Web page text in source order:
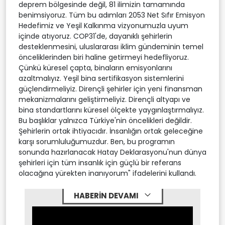
deprem bölgesinde değil, 81 ilimizin tamamında
benimsiyoruz. Tüm bu adımları 2053 Net Sıfır Emisyon
Hedefimiz ve Yeşil Kalkınma vizyonumuzla uyum
içinde atıyoruz. COP31'de, dayanıklı şehirlerin
desteklenmesini, uluslararası iklim gündeminin temel
önceliklerinden biri haline getirmeyi hedefliyoruz.
Çünkü küresel çapta, binaların emisyonlarını
azaltmalıyız. Yeşil bina sertifikasyon sistemlerini
güçlendirmeliyiz. Dirençli şehirler için yeni finansman
mekanizmalarını geliştirmeliyiz. Dirençli altyapı ve
bina standartlarını küresel ölçekte yaygınlaştırmalıyız.
Bu başlıklar yalnızca Türkiye'nin öncelikleri değildir.
Şehirlerin ortak ihtiyacıdır. İnsanlığın ortak geleceğine
karşı sorumluluğumuzdur. Ben, bu programın
sonunda hazırlanacak Hatay Deklarasyonu'nun dünya
şehirleri için tüm insanlık için güçlü bir referans
olacağına yürekten inanıyorum" ifadelerini kullandı.
HABERİN DEVAMI